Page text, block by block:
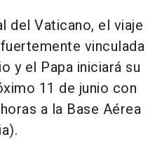
del Vaticano, el viaje
vinculada
y el Papa iniciará su
11 de junio con
a la Base Aérea